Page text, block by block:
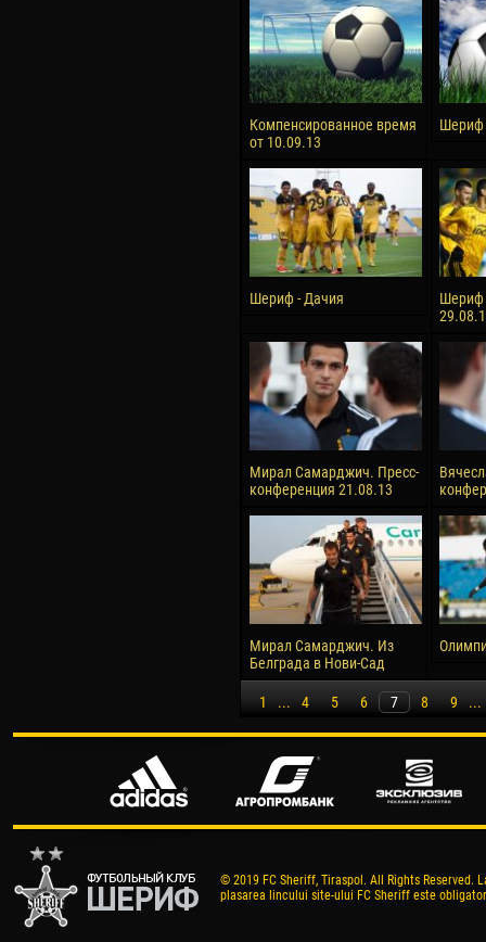
Компенсированное время
от 10.09.13
Шериф
Шериф - Дачия
Шериф
Мирал Самарджич. Пресс-
конференция 21.08.13
Мирал Самарджич. Из
Белграда в Нови-Сад
1 ... 4 5 6 7 8 9 ...
© 2019 FC Sheriff, Tiraspol. All Rights
plasarea lincului site-ului FC Sheriff este